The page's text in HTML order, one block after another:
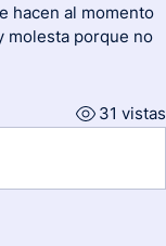
hacen al momento
molesta porque no
31 vistas